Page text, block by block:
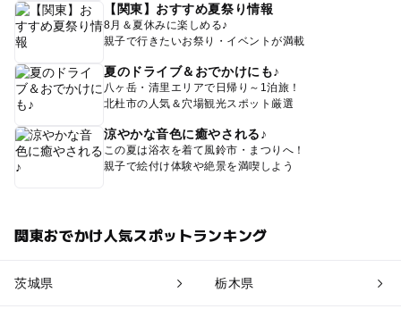
【関東】おすすめ夏祭り情報
8月＆夏休みに楽しめる♪
親子で行きたいお祭り・イベントが満載
夏のドライブ＆おでかけにも♪
八ヶ岳・清里エリアで日帰り～1泊旅！
北杜市の人気＆穴場観光スポット厳選
涼やかな音色に癒やされる♪
この夏は浴衣を着て風鈴市・まつりへ！
親子で絵付け体験や絶景を満喫しよう
関東おでかけ人気スポットランキング
茨城県 栃木県